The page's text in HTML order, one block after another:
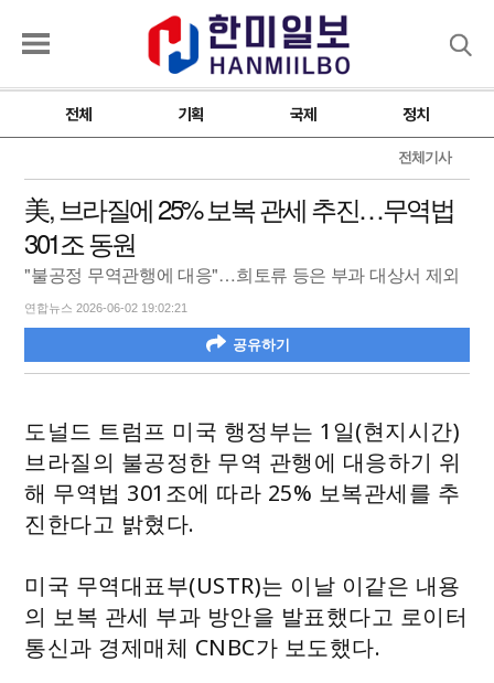
전체 기획 국제 정치
전체기사
美, 브라질에 25% 보복 관세 추진…무역법
301조 동원
"불공정 무역관행에 대응"…희토류 등은 부과 대상서 제외
연합뉴스 2026-06-02 19:02:21
공유하기
도널드 트럼프 미국 행정부는 1일(현지시간)
브라질의 불공정한 무역 관행에 대응하기 위
해 무역법 301조에 따라 25% 보복관세를 추
진한다고 밝혔다.
미국 무역대표부(USTR)는 이날 이같은 내용
의 보복 관세 부과 방안을 발표했다고 로이터
통신과 경제매체 CNBC가 보도했다.